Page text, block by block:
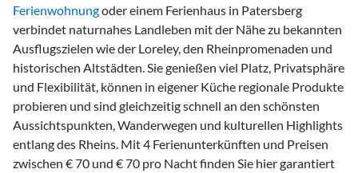
Ferienwohnungoder einem Ferienhaus in Patersberg
verbindet naturnahes Landleben mit der Nähe zu bekannten
Ausflugszielen wie der Loreley, den Rheinpromenaden und
historischen Altstädten. Sie genießen viel Platz, Privatsphäre
und Flexibilität, können in eigener Küche regionale Produkte
probieren und sind gleichzeitig schnell an den schönsten
Aussichtspunkten, Wanderwegen und kulturellen Highlights
entlang des Rheins. Mit 4 Ferienunterkünften und Preisen
zwischen € 70 und € 70 pro Nacht finden Sie hier garantiert